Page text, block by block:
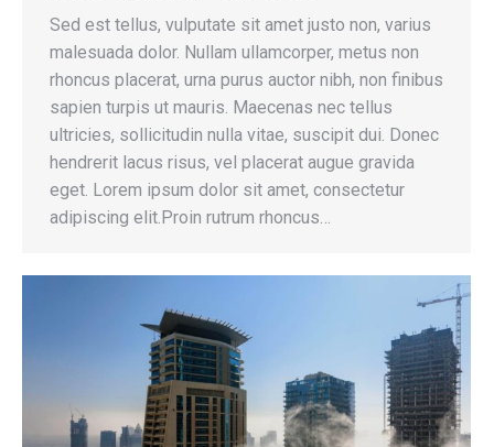
Sed est tellus, vulputate sit amet justo non, varius
malesuada dolor. Nullam ullamcorper, metus non
rhoncus placerat, urna purus auctor nibh, non finibus
sapien turpis ut mauris. Maecenas nec tellus
ultricies, sollicitudin nulla vitae, suscipit dui. Donec
hendrerit lacus risus, vel placerat augue gravida
eget. Lorem ipsum dolor sit amet, consectetur
adipiscing elit.Proin rutrum rhoncus…